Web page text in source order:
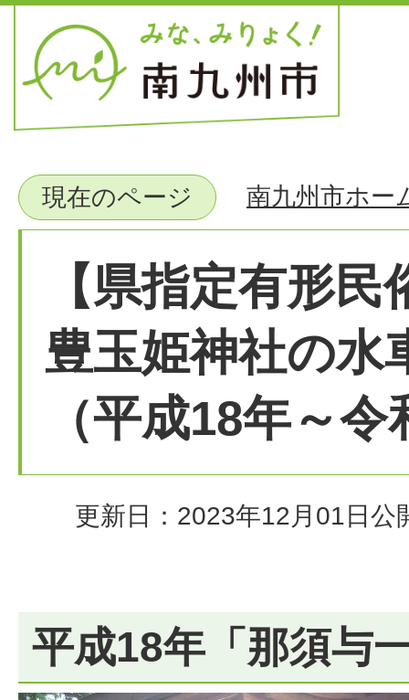
現在のページ 南九州市ホー
【県指定有形
豊玉姫神社の水
（平成18年～
更新日：2023年12月01日 公
平成18年「那須与